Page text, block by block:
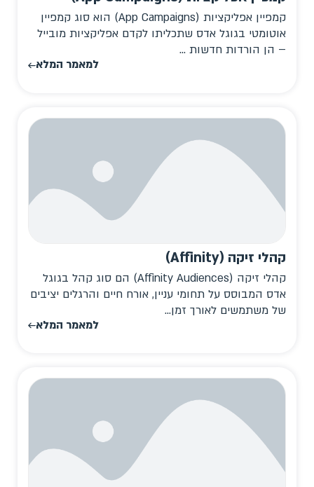
קמפיין אפליקציות (App Campaigns) הוא סוג קמפיין
אוטומטי בגוגל אדס שתכליתו לקדם אפליקציות מובייל
– הן הורדות חדשות ...
למאמר המלא
קהלי זיקה (Affinity)
קהלי זיקה (Affinity Audiences) הם סוג קהל בגוגל
אדס המבוסס על תחומי עניין, אורח חיים והרגלים יציבים
של משתמשים לאורך זמן...
למאמר המלא